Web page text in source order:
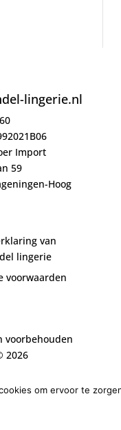
lingerie.nl
Import
59
Hoog
van
lingerie
voorwaarden
voorbehouden
2026
om ervoor te